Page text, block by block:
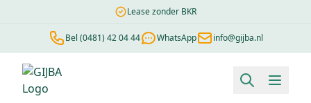
Lease zonder BKR
Bel (0481) 42 04 44 WhatsApp info@gijba.nl